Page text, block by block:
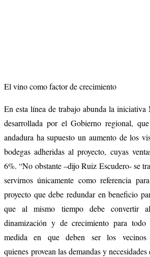
El vino como factor de crecimiento
En esta línea de trabajo abunda la
desarrollada por el Gobierno regional,
andadura ha supuesto un aumento de los
bodegas adheridas al proyecto, cuyas
6%. “No obstante –dijo Ruiz Escudero- se
servirnos únicamente como referencia
proyecto que debe redundar en beneficio
que al mismo tiempo debe convertir
dinamización y de crecimiento para
medida en que deben ser los vecinos
quienes provean las demandas y